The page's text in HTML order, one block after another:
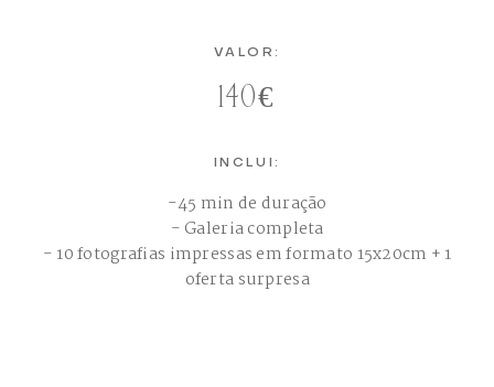
VALOR:
140€
INCLUI:
-45 min de duração
- Galeria completa
- 10 fotografias impressas em formato 15x20cm + 1
oferta surpresa